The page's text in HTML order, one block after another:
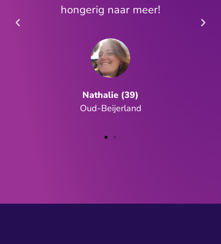
hongerig naar meer!
Nathalie (39)
Oud-Beijerland